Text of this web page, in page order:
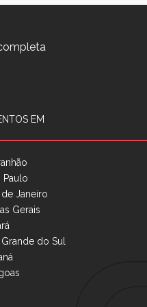
EM
Paulo
de Janeiro
Gerais
Grande do Sul